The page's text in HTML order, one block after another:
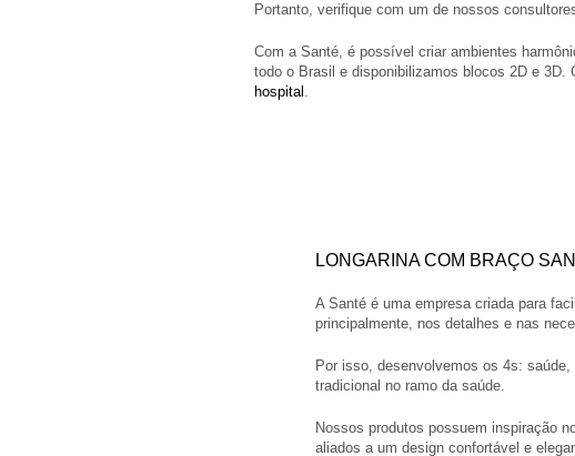
Portanto, verifique com um de nossos
Com a Santé, é possível criar ambientes
todo o Brasil e disponibilizamos blocos 2D e
hospital
LONGARINA COM BRAÇO
A Santé é uma empresa criada para
principalmente, nos detalhes e nas
Por isso, desenvolvemos os 4s:
tradicional no ramo da saúde.
Nossos produtos possuem inspiração
aliados a um design confortável e